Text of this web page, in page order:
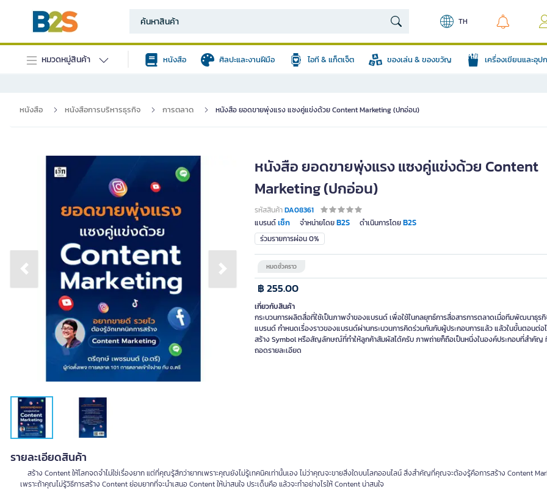
TH
หมวดหมู่สินค้า หนังสือ ศิลปะและงานฝีมือ ไอที & แก็ตเจ็ต ของเล่น & ของขวัญ เครื่องเขียนและอุ
หนังสือ หนังสือการบริหารธุรกิจ การตลาด หนังสือ ยอดขายพุ่งแรง แซงคู่แข่งด้วย Content Marketing (ปกอ่อน)
Previous slide Next slide
หนังสือ ยอดขายพุ่งแรง แซงคู่แข่งด้วย Content
Marketing (ปกอ่อน)
รหัสสินค้าDA08361
แบรนด์เช็ก จำหน่ายโดยB2S ดำเนินการโดยB2S
ร่วมรายการผ่อน 0%
หมดชั่วคราว
฿ 255.00
เกี่ยวกับสินค้า
กระบวนการผลิตสื่อที่ใช้เป็นภาพจำของแบรนด์ เพื่อใช้ในกลยุทธ์การสื่อสารการตลาดเมื่อทีมพัฒนาธุร
แบรนด์ กำหนดเรื่องราวของแบรนด์ผ่านกระบวนการคิดร่วมกันกับผู้ประกอบการแล้ว แล้วในขั้นตอนต่อ
สร้าง Symbol หรือสัญลักษณ์ที่ทำให้ลูกค้าสัมผัสได้ครับ ภาพถ่ายก็ถือเป็นหนึ่งในองค์ประกอบที่สำคัญ
ถอดรายละเอียด
รายละเอียดสินค้า
สร้าง Content ให้โลกจดจำไม่ใช่เรื่องยาก แต่ที่คุณรู้สึกว่ายากเพราะคุณยังไม่รู้เทคนิคเท่านั้นเอง ไม่ว่าคุณจะขายสิ่งใดบนโลกออนไลน์ สิ่งสำคัญที่คุณจะต้องรู้คือการสร้าง Content
เพราะถ้าคุณไม่รู้วิธีการสร้าง Content ย่อมยากที่จะนำเสนอ Content ให้น่าสนใจ ประเด็นคือ แล้วจะทำอย่างไรให้ Content น่าสนใจ